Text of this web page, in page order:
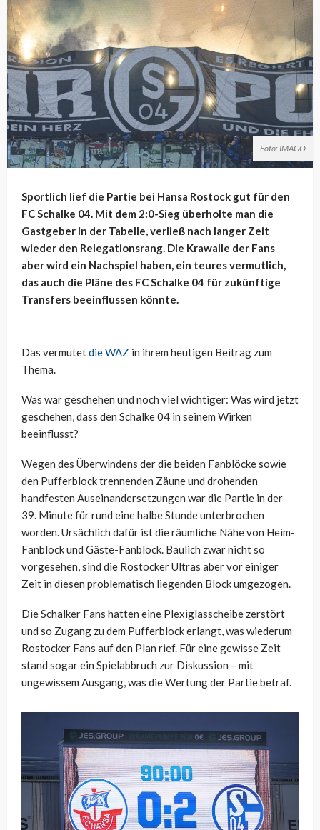
Foto: IMAGO
Sportlich lief die Partie bei Hansa Rostock gut für den
FC Schalke 04. Mit dem 2:0-Sieg überholte man die
Gastgeber in der Tabelle, verließ nach langer Zeit
wieder den Relegationsrang. Die Krawalle der Fans
aber wird ein Nachspiel haben, ein teures vermutlich,
das auch die Pläne des FC Schalke 04 für zukünftige
Transfers beeinflussen könnte.
Das vermutetdie WAZ in ihrem heutigen Beitrag zum
Thema.
Was war geschehen und noch viel wichtiger: Was wird jetzt
geschehen, dass den Schalke 04 in seinem Wirken
beeinflusst?
Wegen des Überwindens der die beiden Fanblöcke sowie
den Pufferblock trennenden Zäune und drohenden
handfesten Auseinandersetzungen war die Partie in der
39. Minute für rund eine halbe Stunde unterbrochen
worden. Ursächlich dafür ist die räumliche Nähe von Heim-
Fanblock und Gäste-Fanblock. Baulich zwar nicht so
vorgesehen, sind die Rostocker Ultras aber vor einiger
Zeit in diesen problematisch liegenden Block umgezogen.
Die Schalker Fans hatten eine Plexiglasscheibe zerstört
und so Zugang zu dem Pufferblock erlangt, was wiederum
Rostocker Fans auf den Plan rief. Für eine gewisse Zeit
stand sogar ein Spielabbruch zur Diskussion – mit
ungewissem Ausgang, was die Wertung der Partie betraf.